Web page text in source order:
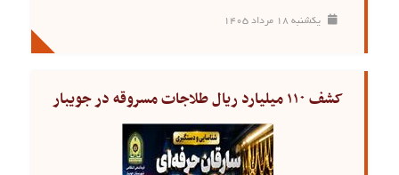
يکشنبه ۱۸ مرداد ۱۴۰۵
کشف ۱۱۰ میلیارد ریال طلاجات مسروقه در جویبار